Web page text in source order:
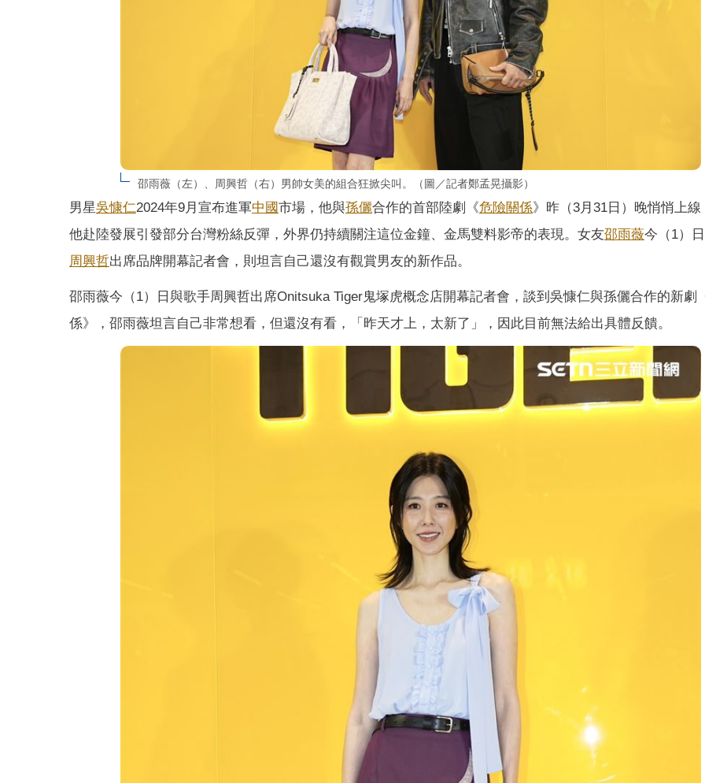
邵雨薇（左）、周興哲（右）男帥女美的組合狂掀尖叫。（圖／記者鄭孟晃攝影）
男星吳慷仁2024年9月宣布進軍中國市場，他與孫儷合作的首部陸劇《危險關係》昨（3月31日）晚悄悄上線
他赴陸發展引發部分台灣粉絲反彈，外界仍持續關注這位金鐘、金馬雙料影帝的表現。女友邵雨薇今（1）
周興哲出席品牌開幕記者會，則坦言自己還沒有觀賞男友的新作品。
邵雨薇今（1）日與歌手周興哲出席Onitsuka Tiger鬼塚虎概念店開幕記者會，談到吳慷仁與孫儷合作的新劇
係》，邵雨薇坦言自己非常想看，但還沒有看，「昨天才上，太新了」，因此目前無法給出具體反饋。